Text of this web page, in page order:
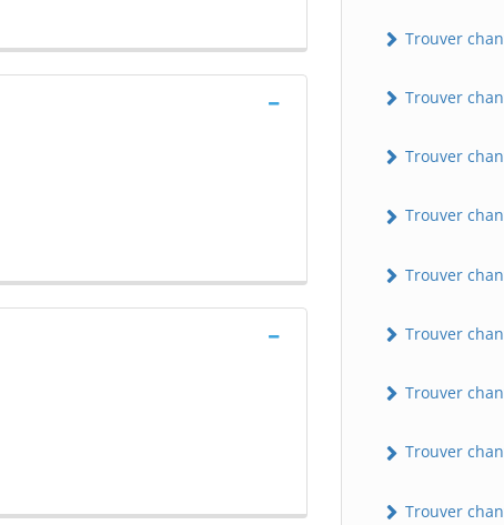
Trouver
Trouver
Trouver
Trouver
Trouver
Trouver
Trouver
Trouver
Trouver